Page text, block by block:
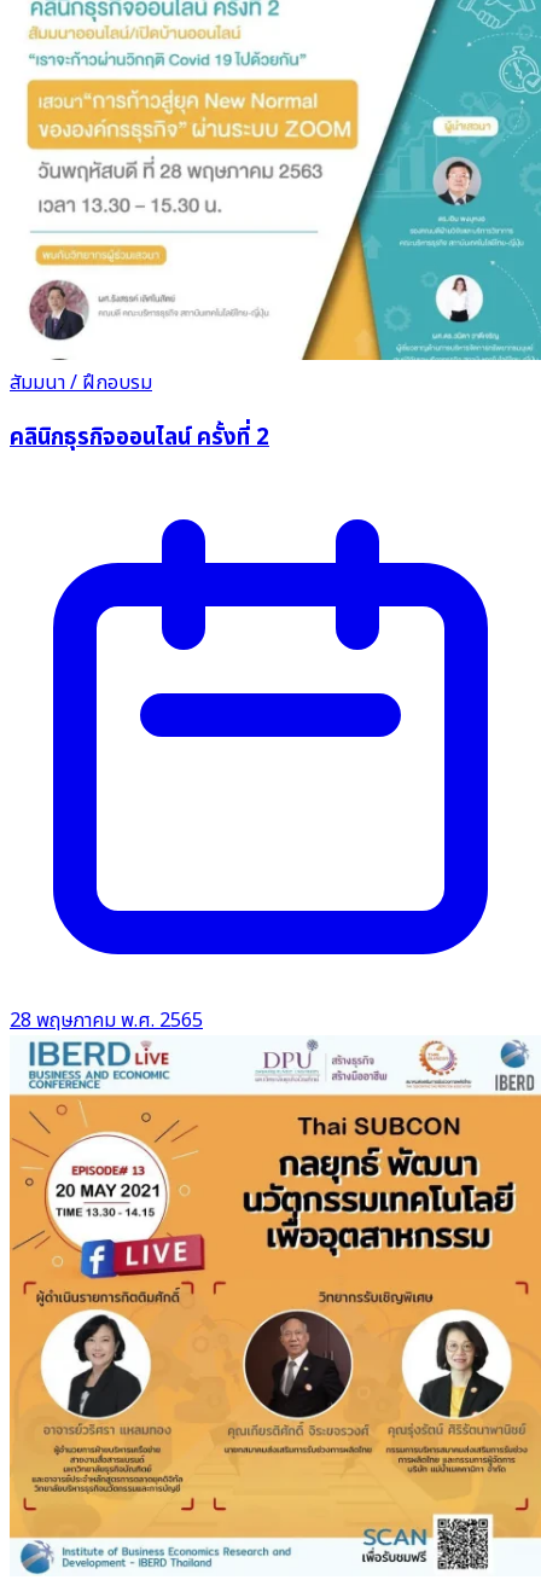
สัมมนา / ฝึกอบรม
คลินิกธุรกิจออนไลน์ ครั้งที่ 2
28 พฤษภาคม พ.ศ. 2565